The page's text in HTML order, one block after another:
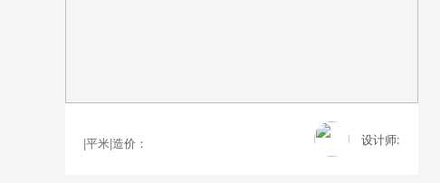
|平米|造价： 设计师: